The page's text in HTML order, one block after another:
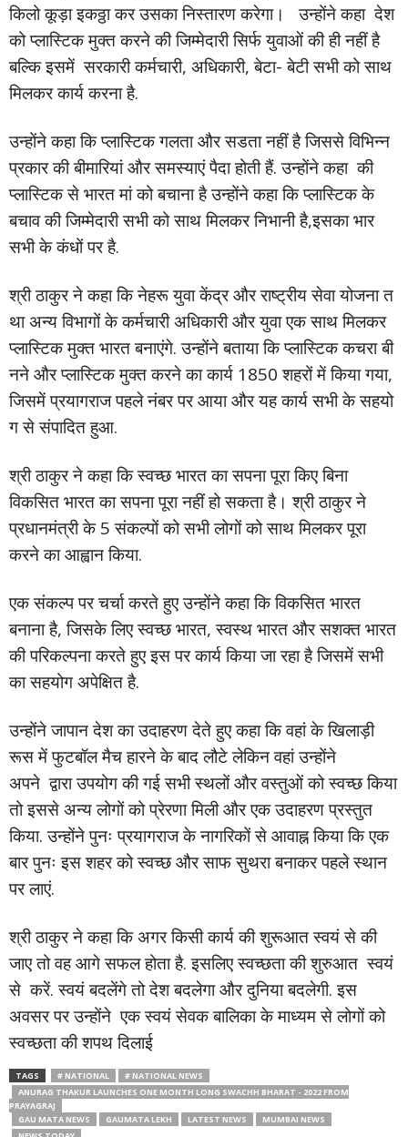
किलो कूड़ा इकठ्ठा कर उसका निस्तारण करेगा। उन्होंने कहा देश
को प्लास्टिक मुक्त करने की जिम्मेदारी सिर्फ युवाओं की ही नहीं है
बल्कि इसमें सरकारी कर्मचारी, अधिकारी, बेटा- बेटी सभी को साथ
मिलकर कार्य करना है.
उन्होंने कहा कि प्लास्टिक गलता और सडता नहीं है जिससे विभिन्न
प्रकार की बीमारियां और समस्याएं पैदा होती हैं. उन्होंने कहा की
प्लास्टिक से भारत मां को बचाना है उन्होंने कहा कि प्लास्टिक के
बचाव की जिम्मेदारी सभी को साथ मिलकर निभानी है,इसका भार
सभी के कंधों पर है.
श्री ठाकुर ने कहा कि नेहरू युवा केंद्र और राष्ट्रीय सेवा योजना त
था अन्य विभागों के कर्मचारी अधिकारी और युवा एक साथ मिलकर
प्लास्टिक मुक्त भारत बनाएंगे. उन्होंने बताया कि प्लास्टिक कचरा बी
नने और प्लास्टिक मुक्त करने का कार्य 1850 शहरों में किया गया,
जिसमें प्रयागराज पहले नंबर पर आया और यह कार्य सभी के सहयो
ग से संपादित हुआ.
श्री ठाकुर ने कहा कि स्वच्छ भारत का सपना पूरा किए बिना
विकसित भारत का सपना पूरा नहीं हो सकता है। श्री ठाकुर ने
प्रधानमंत्री के 5 संकल्पों को सभी लोगों को साथ मिलकर पूरा
करने का आह्वान किया.
एक संकल्प पर चर्चा करते हुए उन्होंने कहा कि विकसित भारत
बनाना है, जिसके लिए स्वच्छ भारत, स्वस्थ भारत और सशक्त भारत
की परिकल्पना करते हुए इस पर कार्य किया जा रहा है जिसमें सभी
का सहयोग अपेक्षित है.
उन्होंने जापान देश का उदाहरण देते हुए कहा कि वहां के खिलाड़ी
रूस में फुटबॉल मैच हारने के बाद लौटे लेकिन वहां उन्होंने
अपने द्वारा उपयोग की गई सभी स्थलों और वस्तुओं को स्वच्छ किया
तो इससे अन्य लोगों को प्रेरणा मिली और एक उदाहरण प्रस्तुत
किया. उन्होंने पुनः प्रयागराज के नागरिकों से आवाह्न किया कि एक
बार पुनः इस शहर को स्वच्छ और साफ सुथरा बनाकर पहले स्थान
पर लाएं.
श्री ठाकुर ने कहा कि अगर किसी कार्य की शुरूआत स्वयं से की
जाए तो वह आगे सफल होता है. इसलिए स्वच्छता की शुरुआत स्वयं
से करें. स्वयं बदलेंगे तो देश बदलेगा और दुनिया बदलेगी. इस
अवसर पर उन्होंने एक स्वयं सेवक बालिका के माध्यम से लोगों को
स्वच्छता की शपथ दिलाई
TAGS # NATIONAL
# NATIONAL NEWS
ANURAG THAKUR LAUNCHES ONE MONTH LONG SWACHH BHARAT - 2022 FROM
PRAYAGRAJ
GAU MATA NEWS
GAUMATA LEKH LATEST NEWS
MUMBAI NEWS